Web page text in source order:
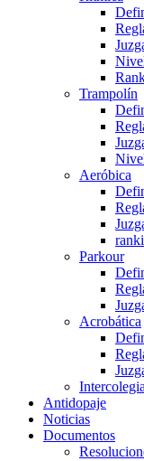
Trampolín
Aeróbica
Parkour
Acrobática
Antidopaje
Noticias
Documentos